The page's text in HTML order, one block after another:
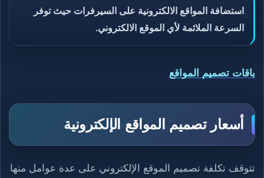
استضافة المواقع الالكترونية على السيرفرات حيث توفر
السرعة الملائمة لأي الموقع الالكتروني.
باقات تصميم المواقع
أسعار تصميم المواقع الإلكترونية
تتوقف تكلفة تصميم الموقع الإلكتروني على عدة عوامل منها